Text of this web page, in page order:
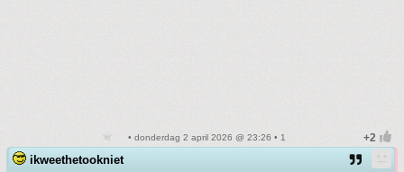
• donderdag 2 april 2026 @ 23:26 • 1
ikweethetookniet